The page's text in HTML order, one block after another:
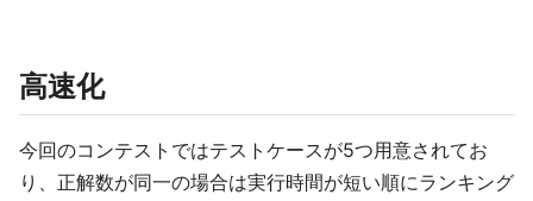
高速化
今回のコンテストではテストケースが5つ用意されてお
り、正解数が同一の場合は実行時間が短い順にランキング